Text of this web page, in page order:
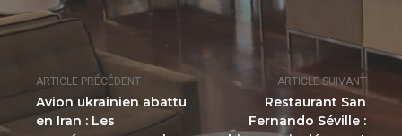
ARTICLE PRÉCÉDENT
Avion ukrainien abattu
en Iran : Les
ARTICLE SUIVANT
Restaurant San
Fernando Séville :